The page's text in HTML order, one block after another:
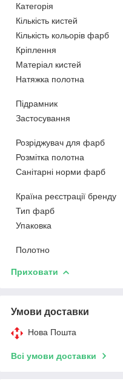
Категорія
Кількість кистей
Кількість кольорів фарб
Кріплення
Матеріал кистей
Натяжка полотна
Підрамник
Застосування
Розріджувач для фарб
Розмітка полотна
Санітарні норми фарб
Країна реєстрації бренду
Тип фарб
Упаковка
Полотно
Приховати
Умови доставки
Нова Пошта
Всі умови доставки